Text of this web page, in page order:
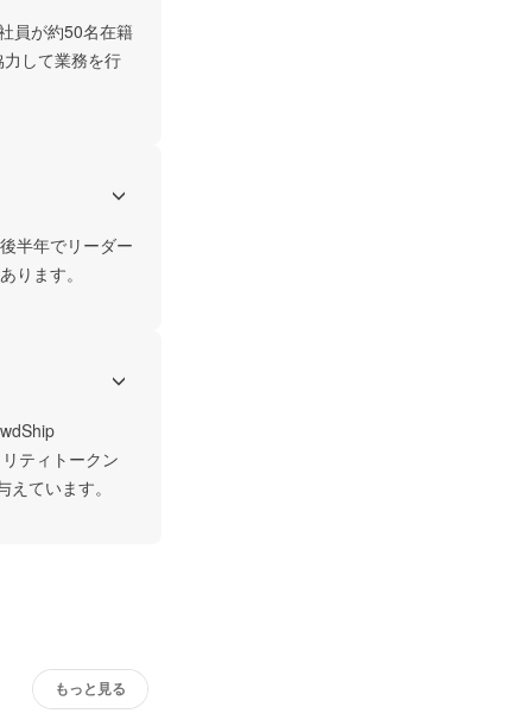
員が約50名在籍
して業務を行
半年でリーダー
ります。
ティトークン
ています。
もっと見る